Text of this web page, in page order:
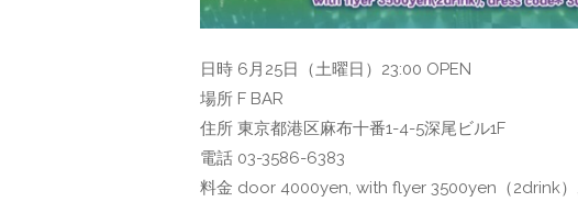
日時 6月25日（土曜日）23:00 OPEN
場所 F BAR
住所 東京都港区麻布十番1-4-5深尾ビル1F
電話 03-3586-6383
料金 door 4000yen, with flyer 3500yen（2drink